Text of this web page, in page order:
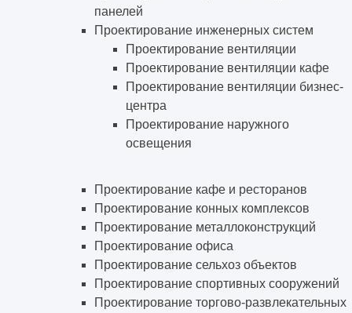
панелей
Проектирование инженерных систем
Проектирование вентиляции
Проектирование вентиляции кафе
Проектирование вентиляции бизнес-
центра
Проектирование наружного
освещения
Проектирование кафе и ресторанов
Проектирование конных комплексов
Проектирование металлоконструкций
Проектирование офиса
Проектирование сельхоз объектов
Проектирование спортивных сооружений
Проектирование торгово-развлекательных